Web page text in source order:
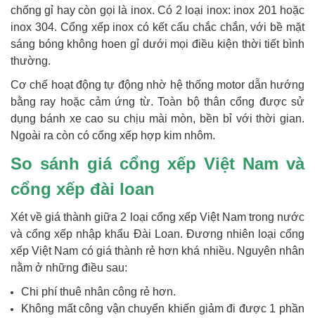
chống gỉ hay còn gọi là inox. Có 2 loại inox: inox 201 hoặc
inox 304. Cổng xếp inox có kết cấu chắc chắn, với bề mặt
sáng bóng không hoen gỉ dưới mọi điều kiện thời tiết bình
thường.
Cơ chế hoạt động tự động nhờ hệ thống motor dẫn hướng
bằng ray hoặc cảm ứng từ. Toàn bộ thân cổng được sử
dụng bánh xe cao su chịu mài mòn, bền bỉ với thời gian.
Ngoài ra còn có cổng xếp hợp kim nhôm.
So sánh giá cổng xếp Việt Nam và
cổng xếp đài loan
Xét về giá thành giữa 2 loại cổng xếp Việt Nam trong nước
và cổng xếp nhập khẩu Đài Loan. Đương nhiên loại cổng
xếp Việt Nam có giá thành rẻ hơn khá nhiều. Nguyên nhân
nằm ở những điều sau:
Chi phí thuê nhân công rẻ hơn.
Không mất công vận chuyển khiến giảm đi được 1 phần